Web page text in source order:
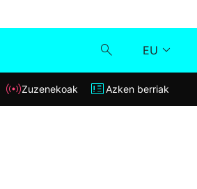
EU
Klisk
Zuzenekoak Azken berriak